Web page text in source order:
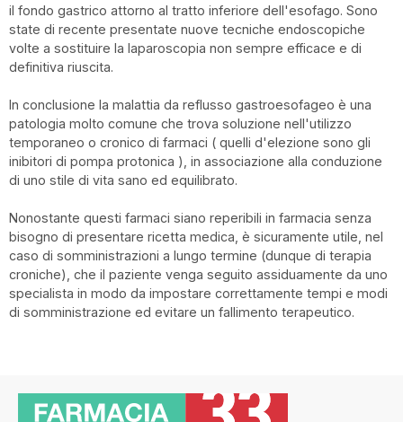
il fondo gastrico attorno al tratto inferiore dell'esofago. Sono
state di recente presentate nuove tecniche endoscopiche
volte a sostituire la laparoscopia non sempre efficace e di
definitiva riuscita.
In conclusione la malattia da reflusso gastroesofageo è una
patologia molto comune che trova soluzione nell'utilizzo
temporaneo o cronico di farmaci ( quelli d'elezione sono gli
inibitori di pompa protonica ), in associazione alla conduzione
di uno stile di vita sano ed equilibrato.
Nonostante questi farmaci siano reperibili in farmacia senza
bisogno di presentare ricetta medica, è sicuramente utile, nel
caso di somministrazioni a lungo termine (dunque di terapia
croniche), che il paziente venga seguito assiduamente da uno
specialista in modo da impostare correttamente tempi e modi
di somministrazione ed evitare un fallimento terapeutico.